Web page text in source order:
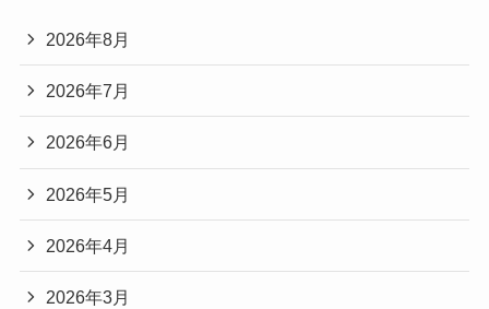
2026年8月
2026年7月
2026年6月
2026年5月
2026年4月
2026年3月